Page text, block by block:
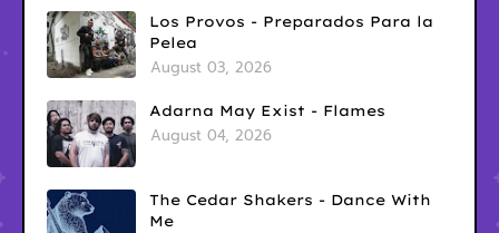
Los Provos - Preparados Para la
Pelea
August 03, 2026
Adarna May Exist - Flames
August 04, 2026
The Cedar Shakers - Dance With
Me